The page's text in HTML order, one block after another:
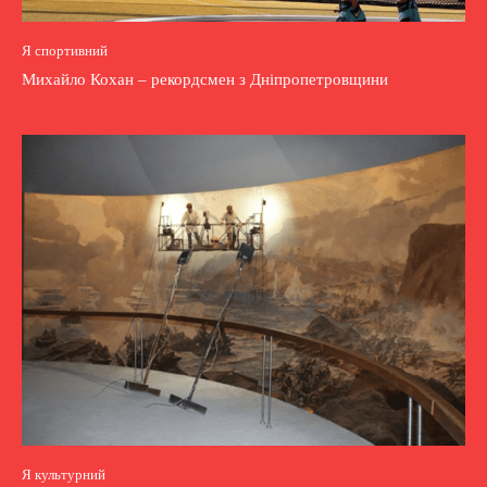
Я спортивний
Михайло Кохан – рекордсмен з Дніпропетровщини
Я культурний